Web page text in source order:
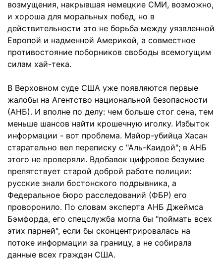
возмущения, накрывшая немецкие СМИ, возможно,
и хороша для моральных побед, но в
действительности это не борьба между уязвленной
Европой и надменной Америкой, а совместное
противостояние поборников свободы всемогущим
силам хай-тека.
В Верховном суде США уже появляются первые
жалобы на Агентство национальной безопасности
(АНБ). И вполне по делу: чем больше стог сена, тем
меньше шансов найти крошечную иголку. Избыток
информации - вот проблема. Майор-убийца Хасан
старательно вел переписку с "Аль-Каидой"; в АНБ
этого не проверяли. Вдобавок цифровое безумие
препятствует старой доброй работе полиции:
русские знали бостонского подрывника, а
Федеральное бюро расследований (ФБР) его
проворонило. По словам эксперта АНБ Джеймса
Бэмфорда, его спецслужба могла бы "поймать всех
этих парней", если бы сконцентрировалась на
потоке информации за границу, а не собирала
данные всех граждан США.